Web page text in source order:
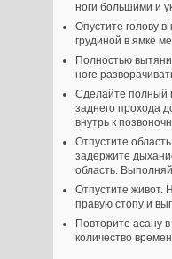
ноги большими и
Опустите голову
грудиной в ямке
Полностью
ноге
Сделайте полный
заднего прохода
внутрь к
Отпустите
задержите
область.
Отпустите живот.
правую стопу и
Повторите асану
количество